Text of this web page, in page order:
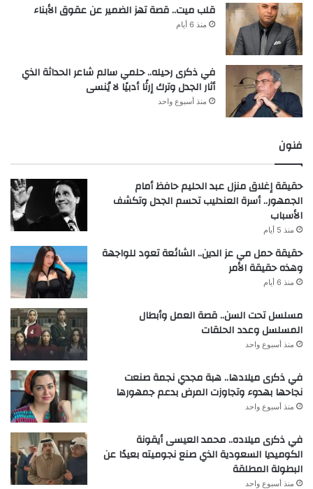
قلب ميت.. قصة تهز الضمير عن عقوق الأبناء
منذ 6 أيام
في ذكرى رحيله.. حلمي سالم شاعر الحداثة الذي
أثار الجدل وترك إرثًا أدبيًا لا يُنسى
منذ أسبوع واحد
فنون
حقيقة إغلاق منزل عبد الحليم حافظ أمام
الجمهور.. أسرة العندليب تحسم الجدل وتكشف
الأسباب
منذ 5 أيام
حقيقة حمل مي عز الدين.. الشائعة تعود للواجهة
وهذه حقيقة الأمر
منذ 6 أيام
مسلسل تحت السن.. قصة العمل وأبطال
المسلسل وعدد الحلقات
منذ أسبوع واحد
في ذكرى ميلادها.. هبة مجدي نجمة صنعت
نجاحها بهدوء وتجاوزت المرض بدعم جمهورها
منذ أسبوع واحد
في ذكرى ميلاده.. محمد العيسى أيقونة
الكوميديا السعودية الذي صنع نجوميته بعيدًا عن
البطولة المطلقة
منذ أسبوع واحد